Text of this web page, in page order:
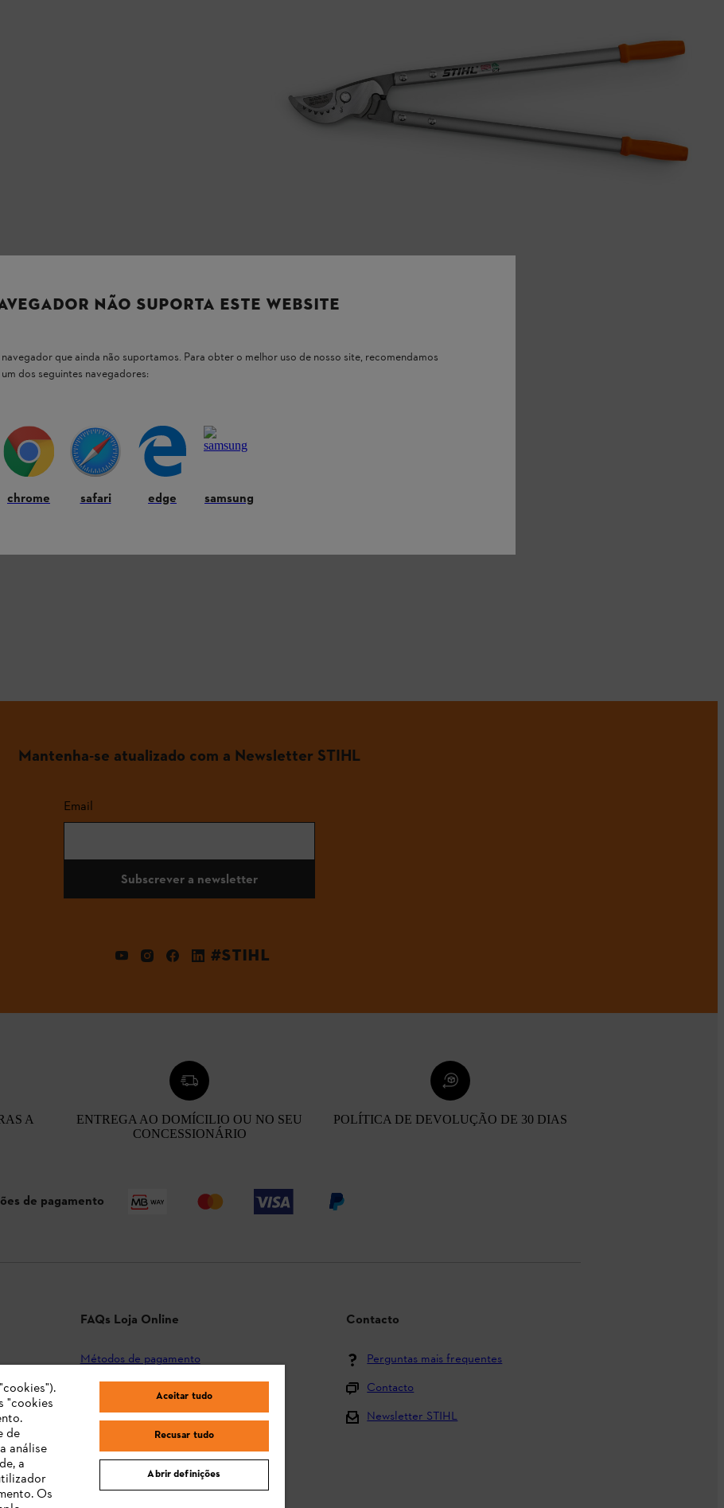
produtos STIHL
perguntas mais comuns
Mantenha-se atualizado com a Newsletter STIHL
Email
Subscrever a newsletter
#STIHL
A
ENTREGA AO DOMÍCILIO OU NO SEU
CONCESSIONÁRIO
POLÍTICA DE DEVOLUÇÃO DE 30 DIAS
de pagamento
FAQs Loja Online
Métodos de pagamento
Envio e entrega
Devolução
STIHL Orange Deals
Contacto
Perguntas mais frequentes
Contacto
Newsletter STIHL
NÃO SUPORTA ESTE WEBSITE
que ainda não suportamos. Para obter o melhor uso de nosso site, recomendamos
dos seguintes navegadores:
chrome safari edge samsung
"cookies
de
análise
a
Os
Aceitar tudo
Recusar tudo
Abrir definições